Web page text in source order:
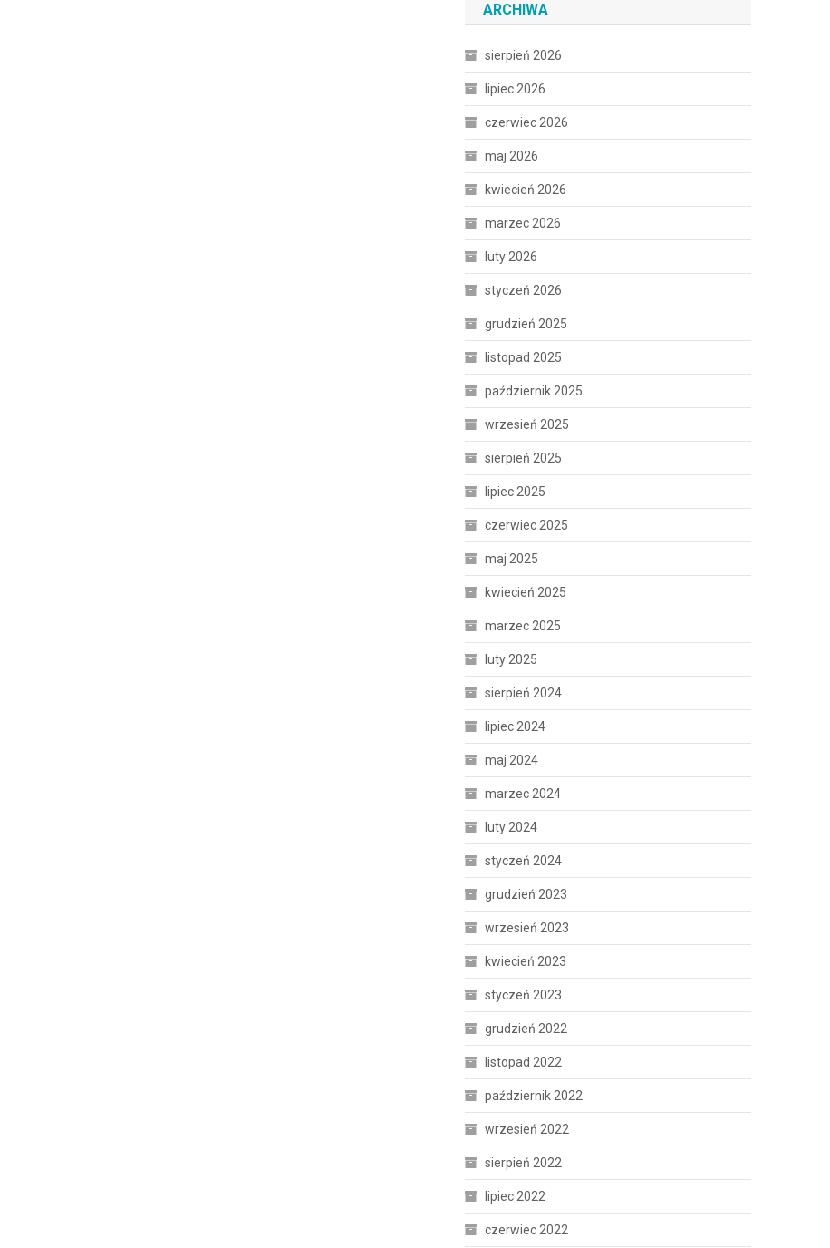
ARCHIWA
sierpień 2026
lipiec 2026
czerwiec 2026
maj 2026
kwiecień 2026
marzec 2026
luty 2026
styczeń 2026
grudzień 2025
listopad 2025
październik 2025
wrzesień 2025
sierpień 2025
lipiec 2025
czerwiec 2025
maj 2025
kwiecień 2025
marzec 2025
luty 2025
sierpień 2024
lipiec 2024
maj 2024
marzec 2024
luty 2024
styczeń 2024
grudzień 2023
wrzesień 2023
kwiecień 2023
styczeń 2023
grudzień 2022
listopad 2022
październik 2022
wrzesień 2022
sierpień 2022
lipiec 2022
czerwiec 2022